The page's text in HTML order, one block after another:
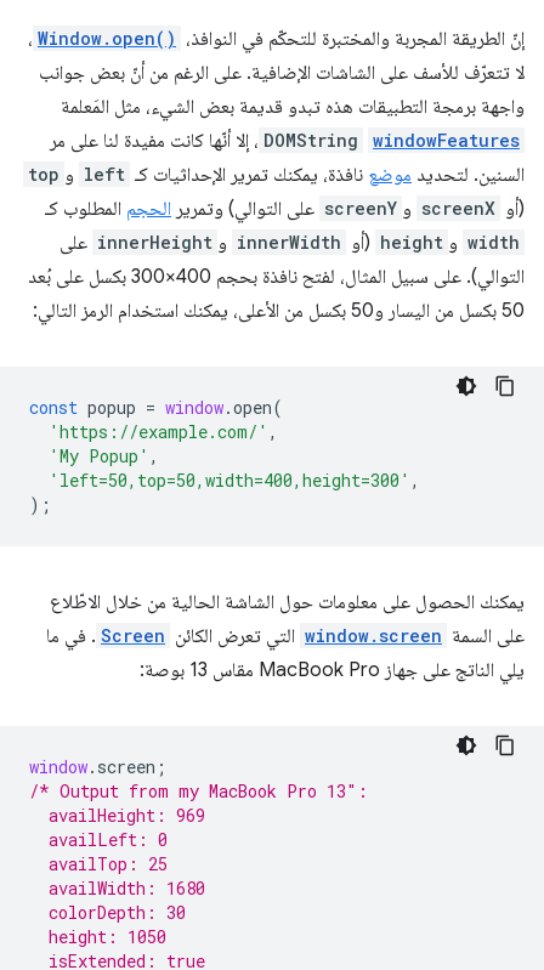
إنّ الطريقة المجربة والمختبرة للتحكّم في النوافذ، Window.open() ،
لا تتعرّف للأسف على الشاشات الإضافية. على الرغم من أنّ بعض جوانب
واجهة برمجة التطبيقات هذه تبدو قديمة بعض الشيء، مثل المَعلمة
windowFeatures
DOMString ، إلا أنّها كانت مفيدة لنا على مر
السنين. لتحديد موضع نافذة، يمكنك تمرير الإحداثيات كـ left و top
(أو screenX و screenY على التوالي) وتمرير الحجم المطلوب كـ
width و height (أو innerWidth و innerHeight على
التوالي). على سبيل المثال، لفتح نافذة بحجم 400×300 بكسل على بُعد
50 بكسل من اليسار و50 بكسل من الأعلى، يمكنك استخدام الرمز التالي:
const popup = window.open(
'https://example.com/' ,
'My Popup' ,
'left=50,top=50,width=400,height=300' ,
);
يمكنك الحصول على معلومات حول الشاشة الحالية من خلال الاطّلاع
على السمة window.screen التي تعرض الكائن Screen . في ما
يلي الناتج على جهاز MacBook Pro مقاس 13 بوصة:
window. screen ;
/* Output from my MacBook Pro 13″:
  availHeight: 969
  availLeft: 0
  availTop: 25
  availWidth: 1680
  colorDepth: 30
  height: 1050
  isExtended: true